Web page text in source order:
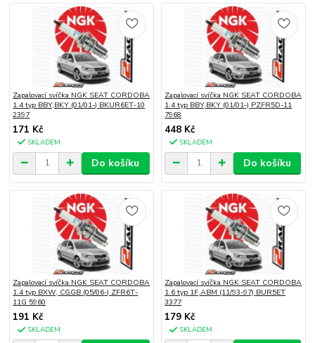
Zapalovací svíčka NGK SEAT CORDOBA
1.4 typ BBY,BKY (01/01-) BKUR6ET-10
2397
171 Kč
SKLADEM
Do košíku
Zapalovací svíčka NGK SEAT CORDOBA
1.4 typ BBY,BKY (01/01-) PZFR5D-11
7968
448 Kč
SKLADEM
Do košíku
Zapalovací svíčka NGK SEAT CORDOBA
1.4 typ BXW, CGGB (05/06-) ZFR6T-
11G 5960
191 Kč
SKLADEM
Zapalovací svíčka NGK SEAT CORDOBA
1.6 typ 1F,ABM (11/93-97) BUR5ET
3377
179 Kč
SKLADEM